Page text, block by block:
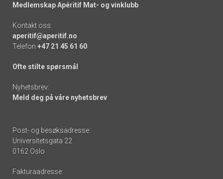
Medlemskap Apéritif Mat- og vinklubb
Kontakt oss:
aperitif@aperitif.no
Telefon +47 21 45 61 60
Ofte stilte spørsmål
Nyhetsbrev:
Meld deg på våre nyhetsbrev
Post- og besøksadresse:
Universitetsgata 22
0162 Oslo
Fakturaadresse: